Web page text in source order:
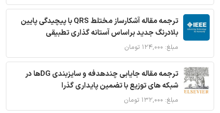
ترجمه مقاله آشکارساز مختلط QRS با پیچیدگی پایین
بلادرنگ جدید براساس آستانه گذاری تطبیقی
مبلغ: ۱۲۴,۰۰۰ تومان
ترجمه مقاله جایابی چندهدفه و سایزبندی DGها در
شبکه های توزیع با تضمین پایداری گذرا
مبلغ: ۱۳۲,۰۰۰ تومان